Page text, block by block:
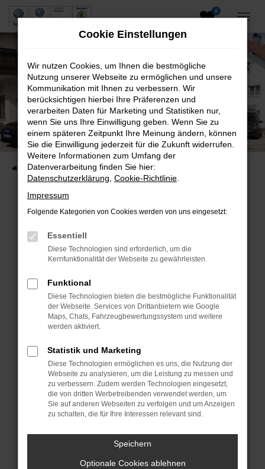
Zum
0
Neuwagen und Gebrauchtwagen
VW, VW Nutzfahrzeuge, Audi & Skoda
Startseite Fahrzeuge Fahrzeugsuche
Beim Laden ist ein Fehler aufgetreten.
Hier sind ein paar Tipps, die dir helfen können:
Überprüfe deine Firewall und deine
Internetverbindung.
Laden andere Webseiten, zum Beispiel deine
Suchmaschine?
Manche Erweiterungen, wie Werbeblocker,
können das Laden bestimmter Seiten
verhindern. Funktioniert die Seite in einem
anderen Browser oder in einem privaten
Fenster?
Starte dein Gerät neu.
Das kann manchmal helfen, vorübergehende
Probleme zu beheben.
Stelle sicher, dass dein Browser und dein
Cookie Einstellungen
Wir nutzen Cookies, um Ihnen die bestmögliche
Nutzung unserer Webseite zu ermöglichen und unsere
Kommunikation mit Ihnen zu verbessern. Wir
berücksichtigen hierbei Ihre Präferenzen und
verarbeiten Daten für Marketing und Statistiken nur,
wenn Sie uns Ihre Einwilligung geben. Wenn Sie zu
einem späteren Zeitpunkt Ihre Meinung ändern, können
Sie die Einwilligung jederzeit für die Zukunft widerrufen.
Weitere Informationen zum Umfang der
Datenverarbeitung finden Sie hier:
Datenschutzerklärung Cookie-Richtlinie
Impressum
Folgende Kategorien von Cookies werden von uns eingesetzt:
Essentiell
Diese Technologien sind erforderlich, um die
Kernfunktionalität der Webseite zu gewährleisten.
Funktional
Diese Technologien bieten die bestmögliche Funktionalität
der Webseite. Services von Drittanbietern wie Google
Maps, Chats, Fahrzeugbewertungssystem und weitere
werden aktiviert.
Statistik und Marketing
Diese Technologien ermöglichen es uns, die Nutzung der
Webseite zu analysieren, um die Leistung zu messen und
zu verbessern. Zudem werden Technologien eingesetzt,
die von dritten Werbetreibenden verwendet werden, um
Sie auf anderen Webseiten zu verfolgen und um Anzeigen
zu schalten, die für Ihre Interessen relevant sind.
Speichern
Optionale Cookies ablehnen